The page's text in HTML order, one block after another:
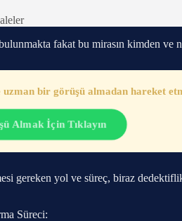
fakat bu mirasın kimden
bir görüşü almadan hareket
Almak İçin Tıklayın
gereken yol ve süreç, biraz dedektiflik
Süreci: